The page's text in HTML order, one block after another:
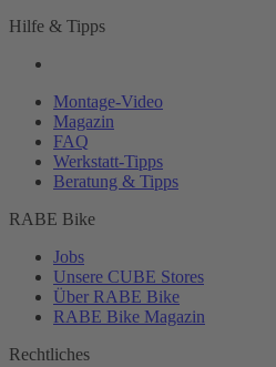
Hilfe & Tipps
Montage-Video
Magazin
FAQ
Werkstatt-Tipps
Beratung & Tipps
RABE Bike
Jobs
Unsere CUBE Stores
Über RABE Bike
RABE Bike Magazin
Rechtliches